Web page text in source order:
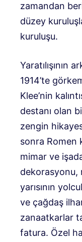
zamandan
düzey
kuruluşu.
Yaratılışının
1914’te
Klee’nin
destanı olan
zengin
sonra Romen
mimar ve
dekorasyonu,
yarısının
ve çağdaş
zanaatkarlar
fatura. Özel